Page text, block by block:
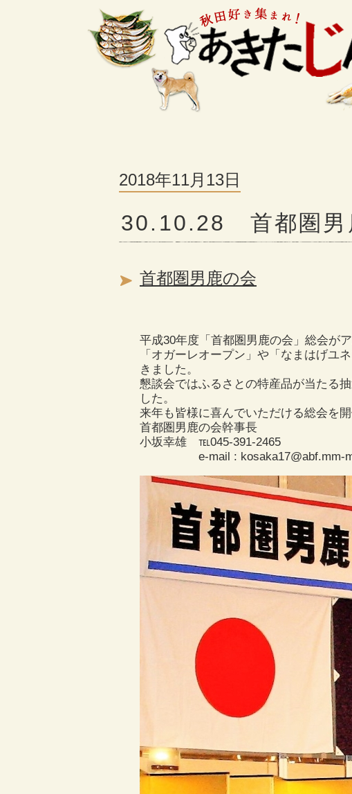
2018年11月13日
30.10.28 首都圏男
首都圏男鹿の会
平成30年度「首都圏男鹿の会」総会が
「オガーレオープン」や「なまはげユ
きました。
懇談会ではふるさとの特産品が当たる
した。
来年も皆様に喜んでいただける総会を
首都圏男鹿の会幹事長
小坂幸雄 ℡045-391-2465
e-mail : kosaka17@abf.mm-